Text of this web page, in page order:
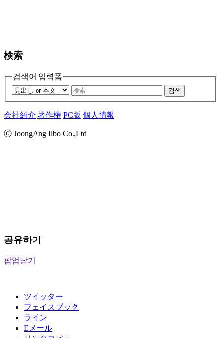
検索
검색어 입력폼
검색
会社紹介 著作権 PC版 個人情報
ⓒ JoongAng Ilbo Co.,Ltd
공유하기
팝업닫기
ツイッター
フェイスブック
ライン
Eメール